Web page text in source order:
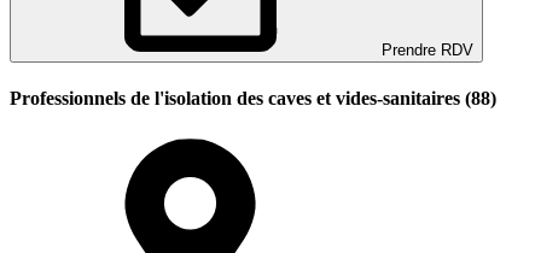
Prendre RDV
Professionnels de l'isolation des caves et vides-sanitaires (88)